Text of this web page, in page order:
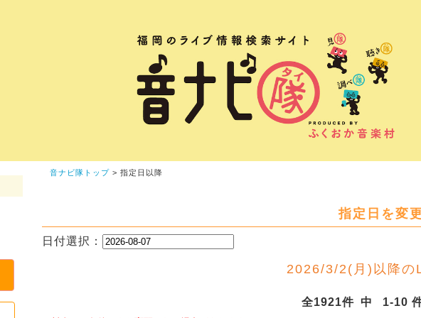
音ナビ隊トップ > 指定日以降
指定日を変
日付選択：
2026/3/2(月)以降
全1921件 中 1-10